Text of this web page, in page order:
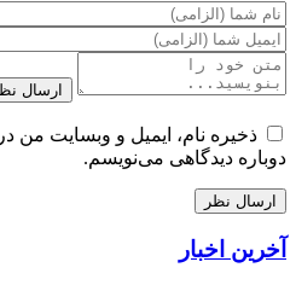
ارسال
ذخیره نام، ایمیل و وبسایت من
دوباره دیدگاهی می‌نویسم.
آخرین اخبار